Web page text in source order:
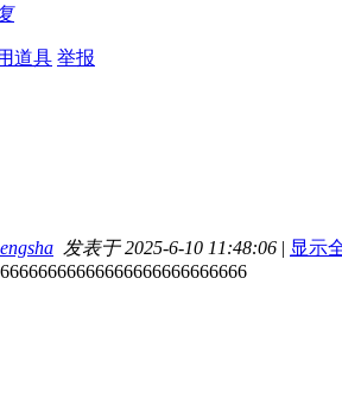
道具 举报
发表于 2025-6-10 11:48:06 | 显示